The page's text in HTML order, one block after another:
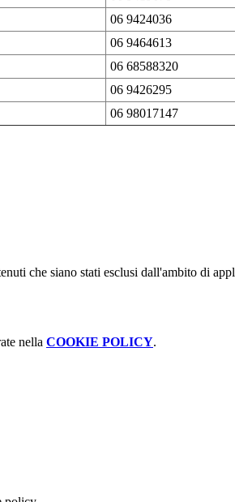
06 9424036
06 9464613
06 68588320
06 9426295
06 98017147
che siano stati esclusi dall'ambito di
nella COOKIE POLICY.